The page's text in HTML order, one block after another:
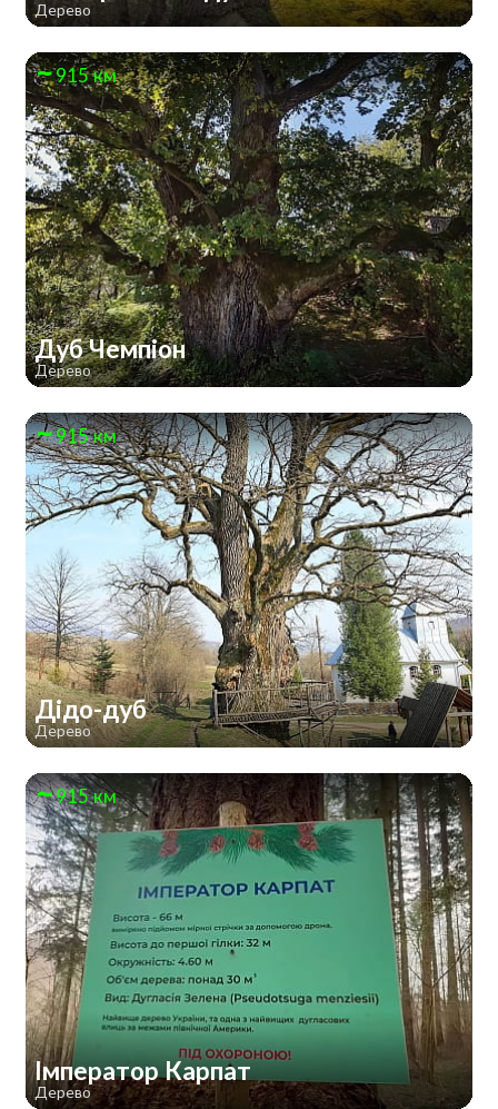
Дерево
915 км
Дуб Чемпіон
Дерево
915 км
Дідо-дуб
Дерево
915 км
Імператор Карпат
Дерево